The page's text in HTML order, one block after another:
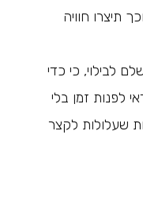
תיצרו חוויה
לבילוי, כי כדי
לפנות זמן בלי
שעלולות לקצר